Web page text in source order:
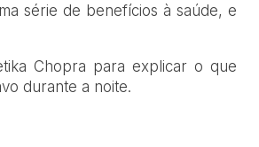
série de benefícios à saúde, e
Chopra para explicar o que
durante a noite.